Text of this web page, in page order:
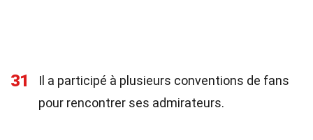
31
Il a participé à plusieurs conventions de fans
pour rencontrer ses admirateurs.